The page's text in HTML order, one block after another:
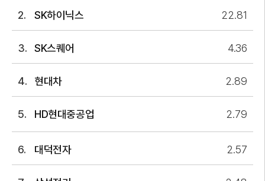
SK하이닉스 22.81
SK스퀘어 4.36
현대차 2.89
HD현대중공업 2.79
대덕전자 2.57